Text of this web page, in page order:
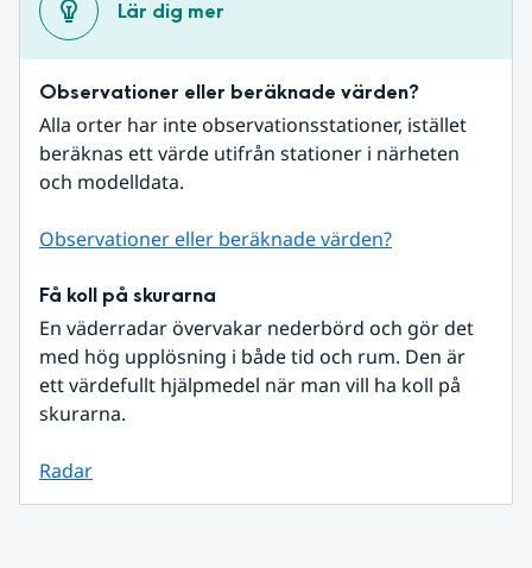
Lär dig mer
Observationer eller beräknade värden?
Alla orter har inte observationsstationer, istället
beräknas ett värde utifrån stationer i närheten
och modelldata.
Observationer eller beräknade värden?
Få koll på skurarna
En väderradar övervakar nederbörd och gör det
med hög upplösning i både tid och rum. Den är
ett värdefullt hjälpmedel när man vill ha koll på
skurarna.
Radar